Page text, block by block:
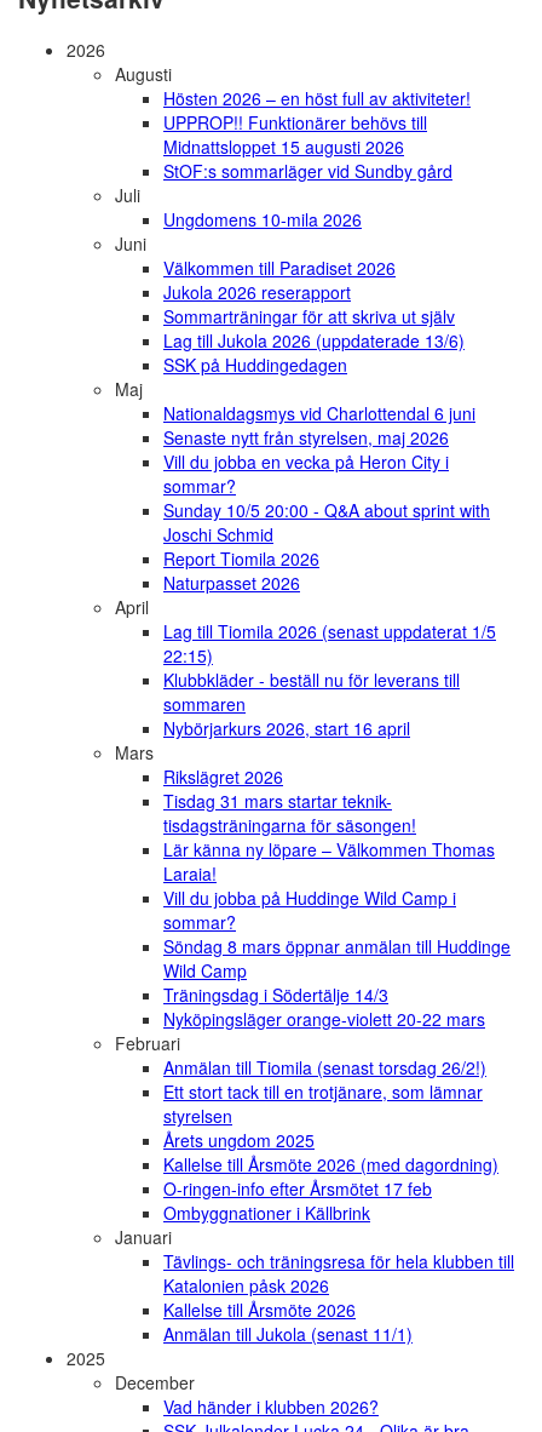
2026
Augusti
Hösten 2026 – en höst full av aktiviteter!
UPPROP!! Funktionärer behövs till
Midnattsloppet 15 augusti 2026
StOF:s sommarläger vid Sundby gård
Juli
Ungdomens 10-mila 2026
Juni
Välkommen till Paradiset 2026
Jukola 2026 reserapport
Sommarträningar för att skriva ut själv
Lag till Jukola 2026 (uppdaterade 13/6)
SSK på Huddingedagen
Maj
Nationaldagsmys vid Charlottendal 6 juni
Senaste nytt från styrelsen, maj 2026
Vill du jobba en vecka på Heron City i
sommar?
Sunday 10/5 20:00 - Q&A about sprint with
Joschi Schmid
Report Tiomila 2026
Naturpasset 2026
April
Lag till Tiomila 2026 (senast uppdaterat 1/5
22:15)
Klubbkläder - beställ nu för leverans till
sommaren
Nybörjarkurs 2026, start 16 april
Mars
Rikslägret 2026
Tisdag 31 mars startar teknik-
tisdagsträningarna för säsongen!
Lär känna ny löpare – Välkommen Thomas
Laraia!
Vill du jobba på Huddinge Wild Camp i
sommar?
Söndag 8 mars öppnar anmälan till Huddinge
Wild Camp
Träningsdag i Södertälje 14/3
Nyköpingsläger orange-violett 20-22 mars
Februari
Anmälan till Tiomila (senast torsdag 26/2!)
Ett stort tack till en trotjänare, som lämnar
styrelsen
Årets ungdom 2025
Kallelse till Årsmöte 2026 (med dagordning)
O-ringen-info efter Årsmötet 17 feb
Ombyggnationer i Källbrink
Januari
Tävlings- och träningsresa för hela klubben till
Katalonien påsk 2026
Kallelse till Årsmöte 2026
Anmälan till Jukola (senast 11/1)
2025
December
Vad händer i klubben 2026?